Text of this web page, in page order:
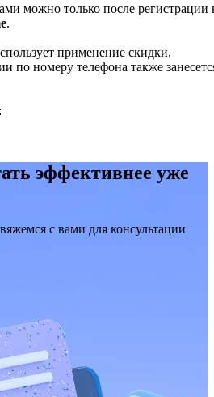
можно только после регистрации
.
применение скидки,
по номеру телефона также
эффективнее уже
с вами для консультации